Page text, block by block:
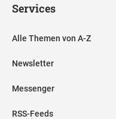
Services
Alle Themen von A-Z
Newsletter
Messenger
RSS-Feeds